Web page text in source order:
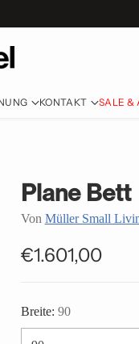
KONTAKT SALE &
Plane Bett
Von Müller Small
Normaler
€1.601,00
Breite: 90